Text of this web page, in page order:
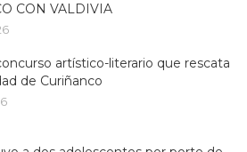
CON VALDIVIA
artístico-literario que rescata
de Curiñanco